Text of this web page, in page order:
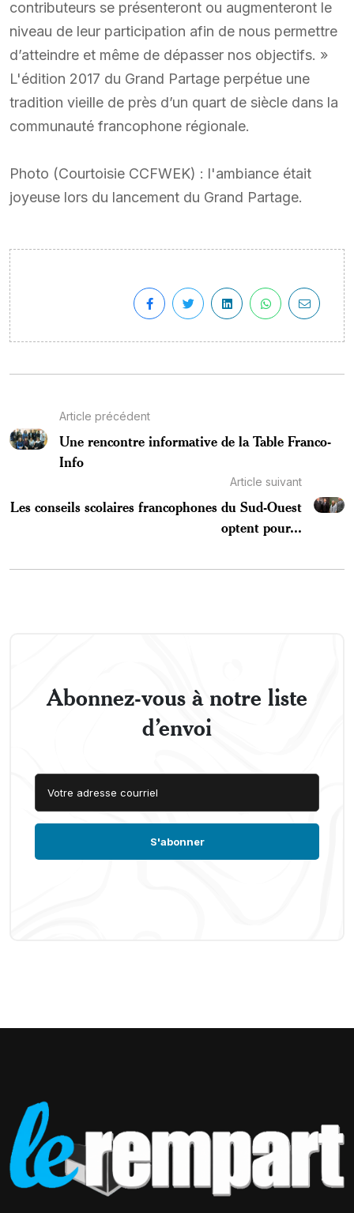
contributeurs se présenteront ou augmenteront le
niveau de leur participation afin de nous permettre
d’atteindre et même de dépasser nos objectifs. »
L'édition 2017 du Grand Partage perpétue une
tradition vieille de près d’un quart de siècle dans la
communauté francophone régionale.
Photo (Courtoisie CCFWEK) : l'ambiance était
joyeuse lors du lancement du Grand Partage.
Article précédent
Une rencontre informative de la Table Franco-
Info
Article suivant
Les conseils scolaires francophones du Sud-Ouest
optent pour...
Abonnez-vous à notre liste
d’envoi